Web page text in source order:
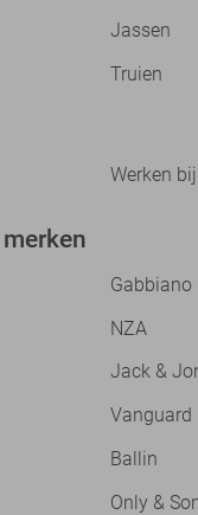
Jassen
Truien
Werken bij
Gabbiano
NZA
Jack &
Vanguard
Ballin
Only &